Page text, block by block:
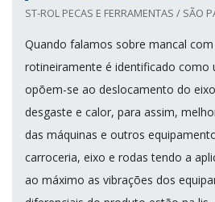
ST-ROL PECAS E FERRAMENTAS / SÃO
Quando falamos sobre mancal
rotineiramente é identificado como
opõem-se ao deslocamento do
desgaste e calor, para assim,
das máquinas e outros
carroceria, eixo e rodas tendo a
ao máximo as vibrações dos